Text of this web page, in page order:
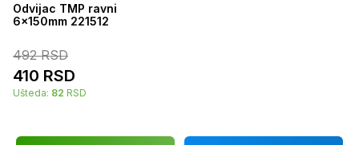
Odvijac TMP ravni
6x150mm 221512
492 RSD
410 RSD
Ušteda: 82 RSD